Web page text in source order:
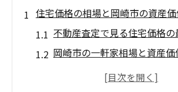
住宅価格の相場と岡崎市の資産
不動産査定で見る住宅価格の
岡崎市の一軒家相場と資産
中古物件や平屋の市場価値を